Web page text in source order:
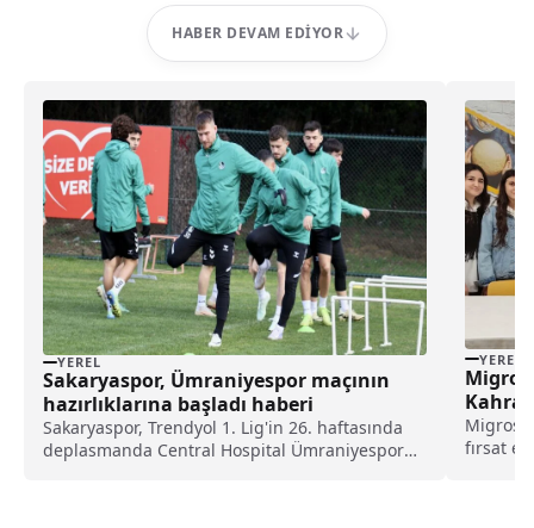
HABER DEVAM EDIYOR
YEREL
Sakaryaspor, Ümraniyespor maçının
hazırlıklarına başladı haberi
Sakaryaspor, Trendyol 1. Lig'in 26. haftasında
deplasmanda Central Hospital Ümraniyespor
YEREL
fırsat